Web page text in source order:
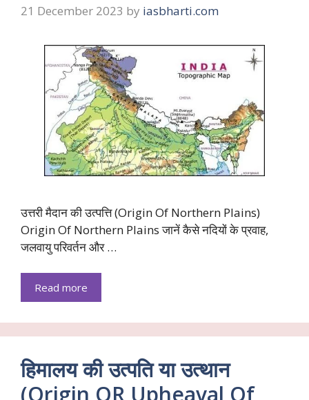
21 December 2023 by iasbharti.com
उत्तरी मैदान की उत्पत्ति (Origin Of Northern Plains)
Origin Of Northern Plains जानें कैसे नदियों के प्रवाह,
जलवायु परिवर्तन और …
Read more
हिमालय की उत्पति या उत्थान
(Origin OR Upheaval Of